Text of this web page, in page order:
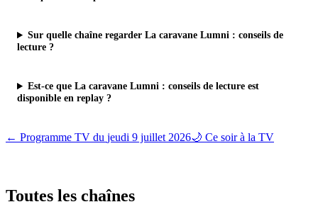
Sur quelle chaîne regarder La caravane Lumni : conseils de
lecture ?
Est-ce que La caravane Lumni : conseils de lecture est
disponible en replay ?
← Programme TV du jeudi 9 juillet 2026🌙 Ce soir à la TV
Toutes les chaînes